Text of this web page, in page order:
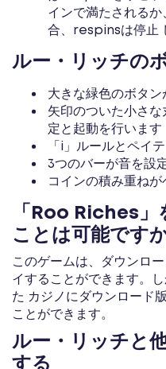
インで満たされる
合、respinsは停止
ルー・リッチの
大きな緑色のボタ
矢印のついた小さ
定と起動を行います
「i」ルールとペイ
3つのバーが音を設
コインの積み重ね
「Roo Riches」
ことは可能です
このゲームは、ダウンロ
イすることができます。
た カジノにダウンロード
ことができます。
ルー・リッチと
する